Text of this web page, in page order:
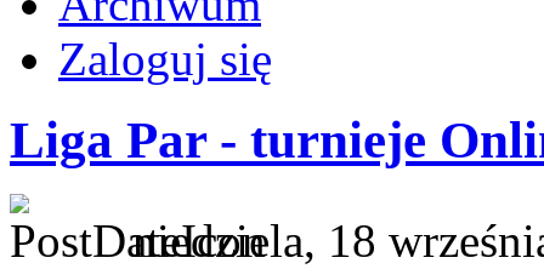
Zaloguj się
Liga Par - turnieje
niedziela, 18